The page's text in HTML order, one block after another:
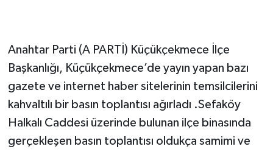
Anahtar Parti (A PARTİ) Küçükçekmece İlçe
Başkanlığı, Küçükçekmece’de yayın yapan bazı
gazete ve internet haber sitelerinin temsilcilerini
kahvaltılı bir basın toplantısı ağırladı .Sefaköy
Halkalı Caddesi üzerinde bulunan ilçe binasında
gerçekleşen basın toplantısı oldukça samimi ve